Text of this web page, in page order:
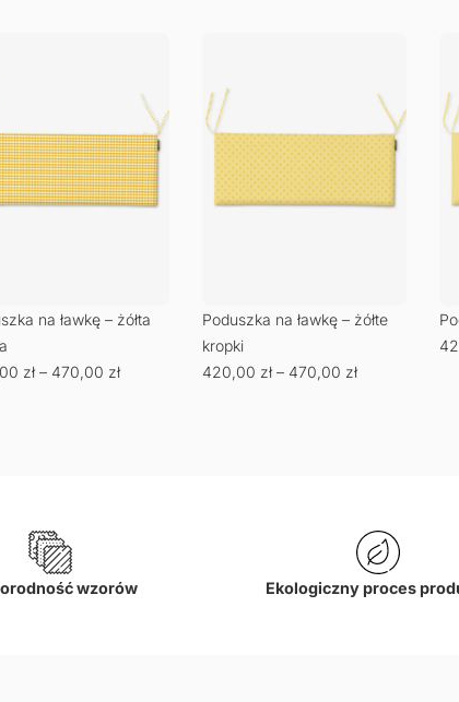
na ławkę – żółta
zł – 470,00 zł
Poduszka na ławkę – żółte
kropki
420,00 zł – 470,00 zł
wzorów Ekologiczny proces